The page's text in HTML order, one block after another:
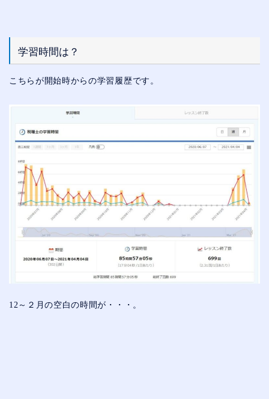
学習時間は？
こちらが開始時からの学習履歴です。
12～２月の空白の時間が・・・。